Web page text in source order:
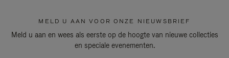
MELD U AAN VOOR ONZE NIEUWSBRIEF
Meld u aan en wees als eerste op de hoogte van nieuwe collecties
en speciale evenementen.